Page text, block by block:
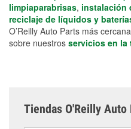
limpiaparabrisas, instalación
reciclaje de líquidos y
O’Reilly Auto Parts más
sobre nuestros servicios en la
Tiendas O'Reilly Auto